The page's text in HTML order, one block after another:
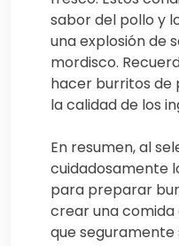
sabor del pollo y
una explosión de
mordisco.
hacer burritos de
la calidad de los
En resumen, al
cuidadosamente
para preparar
crear una
que seguramente